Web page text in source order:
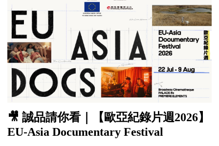
🎥 誠品請你看｜【歐亞紀錄片週2026】
EU-Asia Documentary Festival